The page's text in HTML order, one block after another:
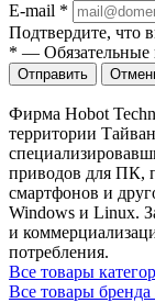
E-mail *
Подтвердите, что
* — Обязательные
Отправить
Фирма Hobot
территории
приводов для ПК,
смартфонов и
Windows и Linux.
и
потребления.
Все товары
Все товары